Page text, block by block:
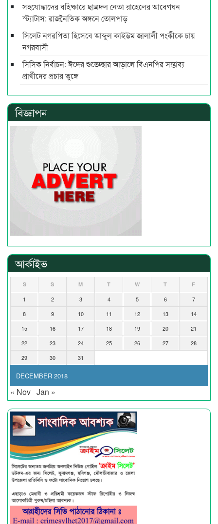
সহযোদ্ধাদের বহিষ্কারে ছাত্রদল নেতা রাহেলের আবেগঘন
স্ট্যাটাস: রাজনৈতিক অঙ্গনে তোলপাড়
সিলেট নগরপিতা হিসেবে আব্দুল কাইউম জালালী পংকীকে চায়
নগরবাসী
সিসিক নির্বাচন: ঈদের শুভেচ্ছার আড়ালে বিএনপির সম্ভাব্য
প্রার্থীদের প্রচার তুঙ্গে
বিজ্ঞাপন
আর্কাইভ
DECEMBER 2018
S S M T W T F
1 2 3 4 5 6
7
8
9 10 11 12 13
14
15
16 17 18 19 20
21
22
23 24 25 26 27
28
29
30 31
« Nov Jan »